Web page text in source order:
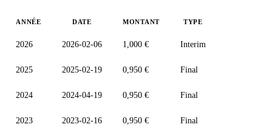
ANNÉE DATE MONTANT TYPE
2026 2026-02-06 1,000 € Interim
2025 2025-02-19 0,950 € Final
2024 2024-04-19 0,950 € Final
2023 2023-02-16 0,950 € Final